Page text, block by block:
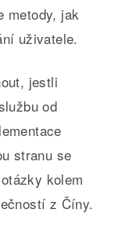
metody, jak
uživatele.
jestli
od
stranu se
kolem
z Číny.